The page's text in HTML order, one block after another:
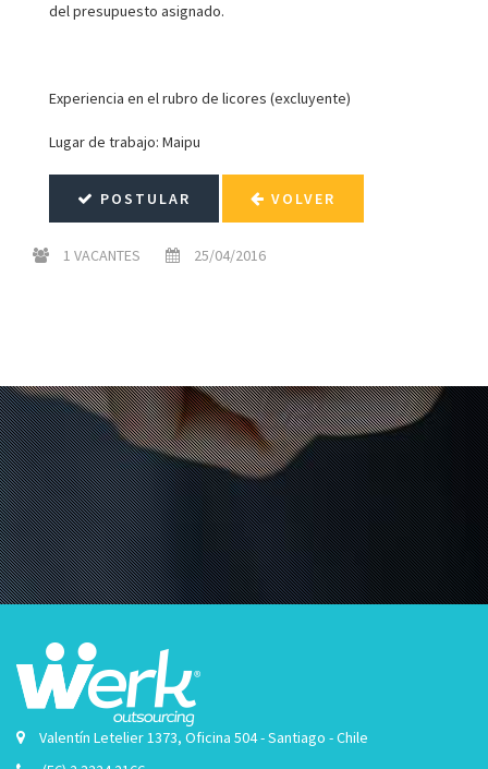
del presupuesto asignado.
Experiencia en el rubro de licores (excluyente)
Lugar de trabajo: Maipu
POSTULAR VOLVER
1 VACANTES 25/04/2016
Valentín Letelier 1373, Oficina 504 - Santiago - Chile